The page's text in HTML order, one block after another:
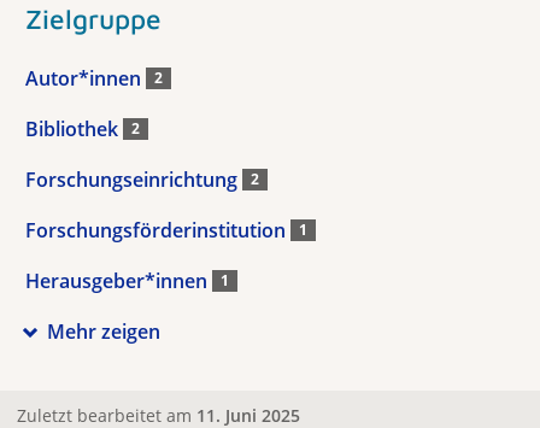
Zielgruppe
Autor*innen 2
Bibliothek 2
Forschungseinrichtung 2
Forschungsförderinstitution 1
Herausgeber*innen 1
Mehr zeigen
Zuletzt bearbeitet am 11. Juni 2025